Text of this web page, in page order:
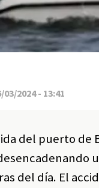
03/2024 - 13:41
del puerto
del día. El